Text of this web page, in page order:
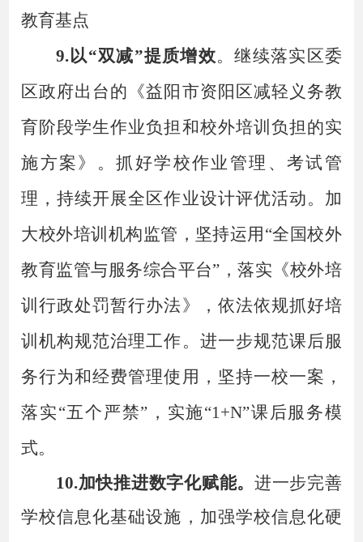
教育基点
9.以“双减”提质增效。继续落实区委
区政府出台的《益阳市资阳区减轻义务教
育阶段学生作业负担和校外培训负担的实
施方案》。抓好学校作业管理、考试管
理，持续开展全区作业设计评优活动。加
大校外培训机构监管，坚持运用 “全国校外
教育监管与服务综合平台”，落实《校外培
训行政处罚暂行办法》，依法依规抓好培
训机构规范治理工作。进一步规范课后服
务行为和经费管理使用，坚持一校一案，
落实“五个严禁”，实施“1+N”课后服务模
式。
10.加快推进数字化赋能。 进一步完善
学校信息化基础设施，加强学校信息化硬